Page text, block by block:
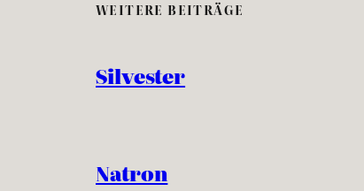
WEITERE BEITRÄGE
Silvester
Natron